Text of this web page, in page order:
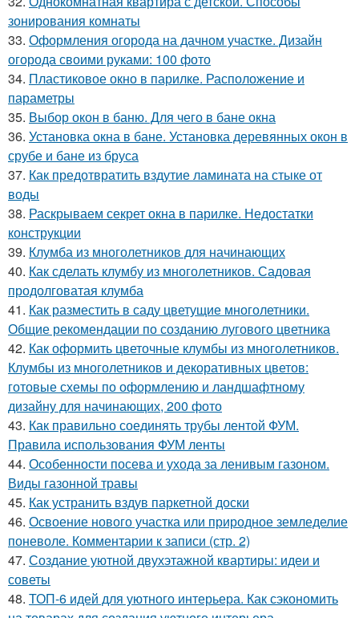
зонирования комнаты
33. Оформления огорода на дачном участке. Дизайн
огорода своими руками: 100 фото
34. Пластиковое окно в парилке. Расположение и
параметры
35. Выбор окон в баню. Для чего в бане окна
36. Установка окна в бане. Установка деревянных окон в
срубе и бане из бруса
37. Как предотвратить вздутие ламината на стыке от
воды
38. Раскрываем секрет окна в парилке. Недостатки
конструкции
39. Клумба из многолетников для начинающих
40. Как сделать клумбу из многолетников. Садовая
продолговатая клумба
41. Как разместить в саду цветущие многолетники.
Общие рекомендации по созданию лугового цветника
42. Как оформить цветочные клумбы из многолетников.
Клумбы из многолетников и декоративных цветов:
готовые схемы по оформлению и ландшафтному
дизайну для начинающих, 200 фото
43. Как правильно соединять трубы лентой ФУМ.
Правила использования ФУМ ленты
44. Особенности посева и ухода за ленивым газоном.
Виды газонной травы
45. Как устранить вздув паркетной доски
46. Освоение нового участка или природное земледелие
поневоле. Комментарии к записи (стр. 2)
47. Создание уютной двухэтажной квартиры: идеи и
советы
48. ТОП-6 идей для уютного интерьера. Как сэкономить